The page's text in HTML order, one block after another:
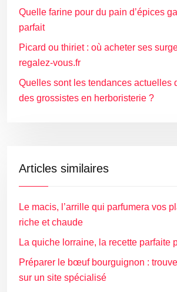
Quelle farine pour du pain d’épices
parfait
Picard ou thiriet : où acheter ses
regalez-vous.fr
Quelles sont les tendances actuelles
des grossistes en herboristerie ?
Articles similaires
Le macis, l’arrille qui parfumera vos
riche et chaude
La quiche lorraine, la recette parfaite
Préparer le bœuf bourguignon :
sur un site spécialisé